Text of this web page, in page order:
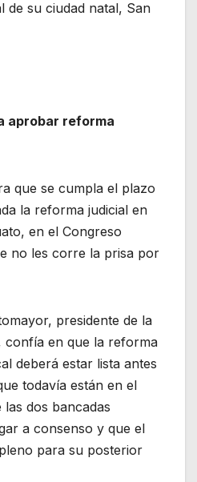
de su ciudad natal, San
aprobar reforma
que se cumpla el plazo
la reforma judicial en
en el Congreso
no les corre la prisa por
presidente de la
confía en que la reforma
deberá estar lista antes
todavía están en el
las dos bancadas
a consenso y que el
para su posterior